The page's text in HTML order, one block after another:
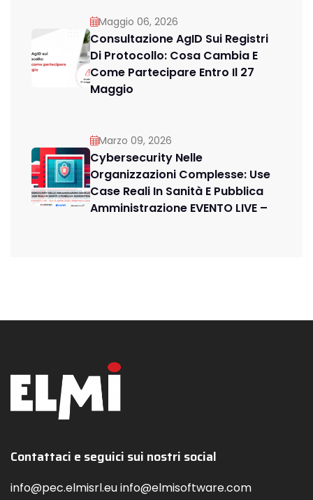
Maggio 06, 2026
Consultazione AgID Sui Registri
Di Protocollo: Cosa Cambia E
Come Partecipare Entro Il 27
Maggio
Marzo 09, 2026
Cybersecurity Nelle
Organizzazioni Complesse: Use
Case Reali In Sanità E Pubblica
Amministrazione EVENTO LIVE –
Contattaci e seguici sui nostri social
info@pec.elmisrl.eu info@elmisoftware.com